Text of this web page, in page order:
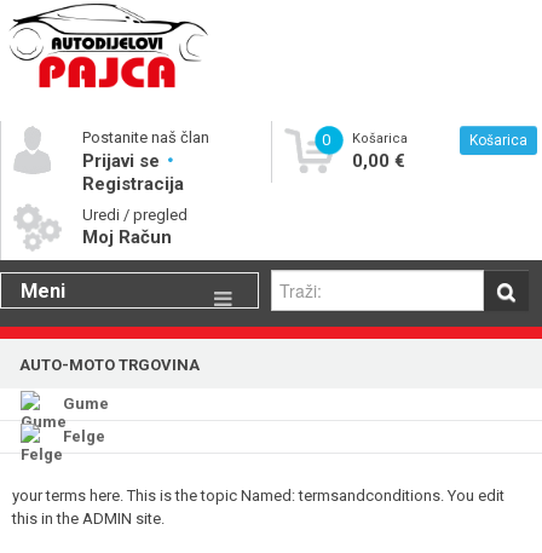
Postanite naš član
Prijavi se
Registracija
Uredi / pregled
Moj Račun
0 Košarica
0,00 €
Košarica
Meni
Gume
Katalog rezervnih dijelova
AUTO-MOTO TRGOVINA
Gume
Felge
your terms here. This is the topic Named: termsandconditions. You edit
this in the ADMIN site.